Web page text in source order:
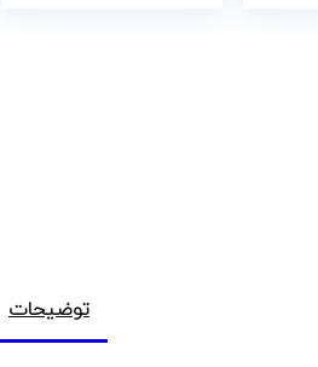
توضیحات